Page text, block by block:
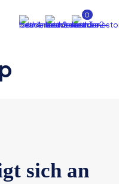
0
sich an